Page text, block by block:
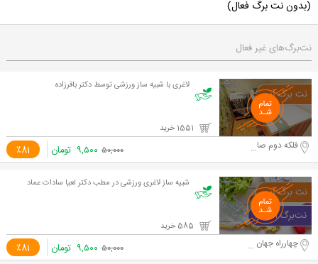
(بدون نت برگ فعال)
نت‌برگ‌های غیر فعال
لاغری با شبیه ساز ورزشی توسط دکتر باقرزاده
٪81 فلکه دوم صادقیه - جلال آل احمد ۵۰,۰۰۰ ۹,۵۰۰ تومان
شبیه ساز لاغری ورزشی در مطب دکتر لعیا سادات عماد
٪81 چهارراه جهان کودک ۵۰,۰۰۰ ۹,۵۰۰ تومان